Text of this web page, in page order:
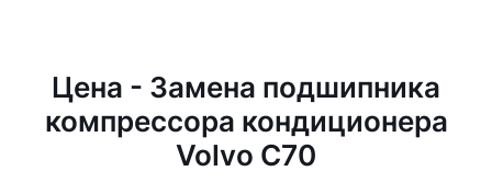
Цена - Замена подшипника
компрессора кондиционера
Volvo C70